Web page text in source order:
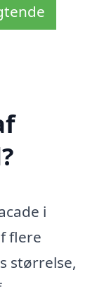
i
flere
størrelse,